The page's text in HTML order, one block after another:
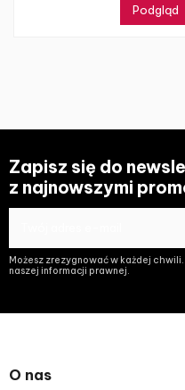
Podgląd
Zapisz się do
z najnowszymi
Możesz zrezygnować w każdej
naszej informacji prawnej.
O nas